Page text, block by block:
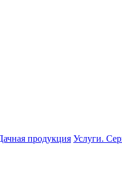
продукция Услуги.